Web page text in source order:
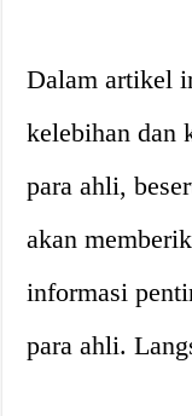
Dalam artikel
kelebihan dan
para ahli,
akan
informasi
para ahli.